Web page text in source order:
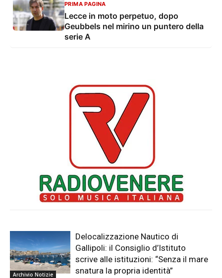
PRIMA PAGINA
Lecce in moto perpetuo, dopo
Geubbels nel mirino un puntero della
serie A
Archivio Notizie
Delocalizzazione Nautico di
Gallipoli: il Consiglio d’Istituto
scrive alle istituzioni: “Senza il mare
snatura la propria identità”